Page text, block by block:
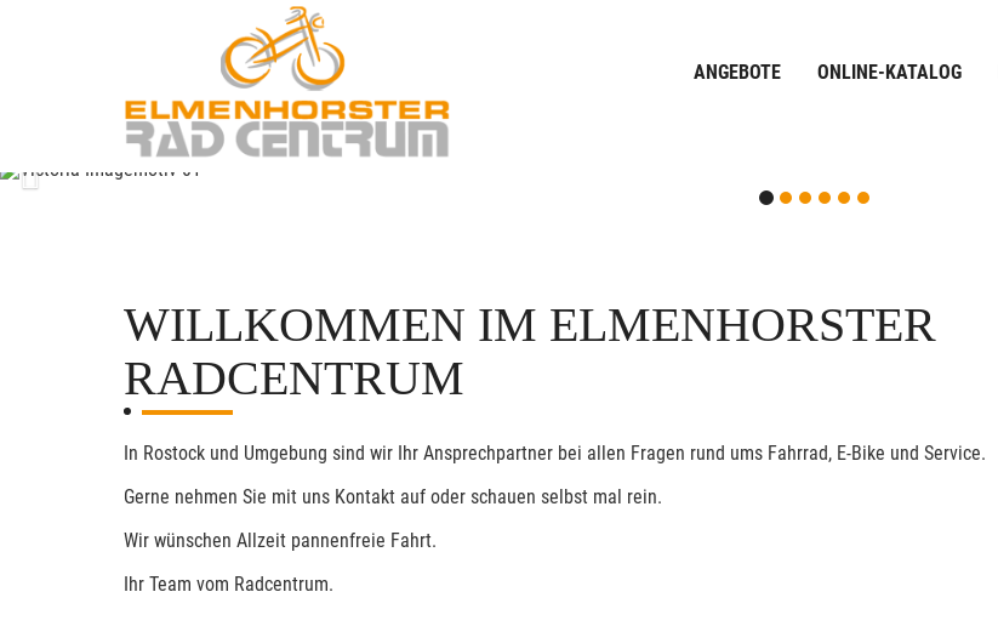
ANGEBOTE ONLINE-KATALOG
Previous
WILLKOMMEN IM ELMENHORSTER
RADCENTRUM
In Rostock und Umgebung sind wir Ihr Ansprechpartner bei allen Fragen rund ums Fahrrad, E-Bike und Service.
Gerne nehmen Sie mit uns Kontakt auf oder schauen selbst mal rein.
Wir wünschen Allzeit pannenfreie Fahrt.
Ihr Team vom Radcentrum.